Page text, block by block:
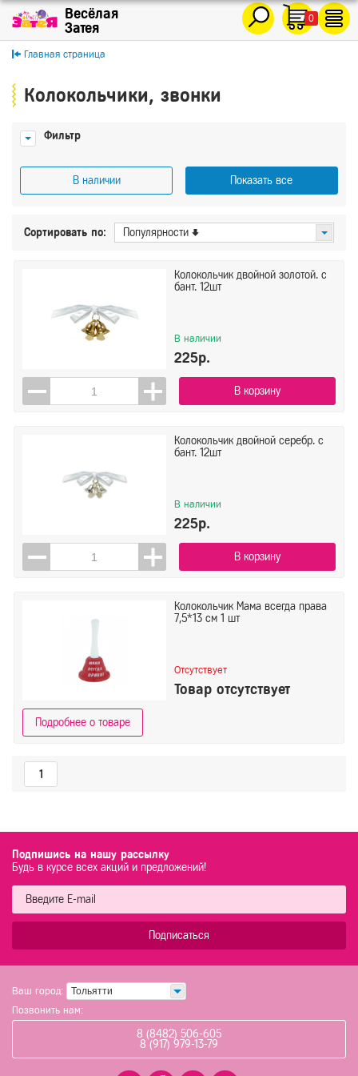
0
Главная страница
Колокольчики, звонки
Фильтр
В наличии Показать все
Сортировать по: Популярности
Колокольчик двойной золотой. с
бант. 12шт
В наличии
225р.
В корзину
Колокольчик двойной серебр. с
бант. 12шт
В наличии
225р.
В корзину
Колокольчик Мама всегда права
7,5*13 см 1 шт
Отсутствует
Товар отсутствует
Подробнее о товаре
1
Подпишись на нашу рассылку
Будь в курсе всех акций и предложений!
Подписаться
Ваш город: Тольятти
Позвонить нам:
8 (8482) 506-605
8 (917) 979-13-79